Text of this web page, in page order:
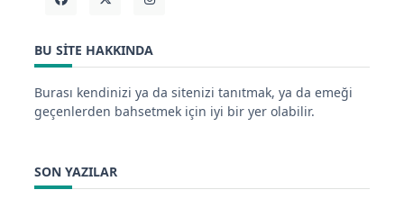
BU SITE HAKKINDA
Burası kendinizi ya da sitenizi tanıtmak, ya da emeği
geçenlerden bahsetmek için iyi bir yer olabilir.
SON YAZILAR